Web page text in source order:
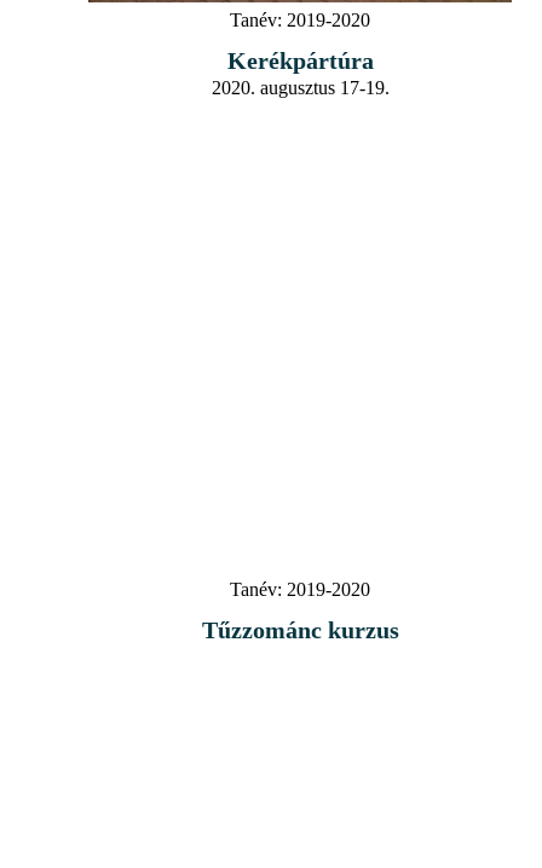
Tanév: 2019-2020
Kerékpártúra
2020. augusztus 17-19.
Tanév: 2019-2020
Tűzzománc kurzus